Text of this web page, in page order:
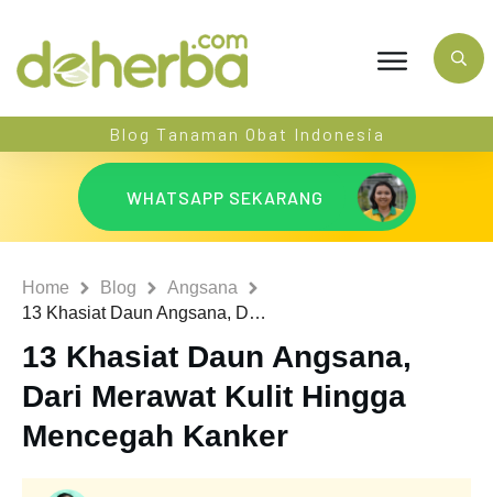
Blog Tanaman Obat Indonesia
WHATSAPP SEKARANG
Home Blog
Angsana
13 Khasiat Daun Angsana, Dari Merawat Kulit Hingga Mencegah Kanker
13 Khasiat Daun Angsana,
Dari Merawat Kulit Hingga
Mencegah Kanker